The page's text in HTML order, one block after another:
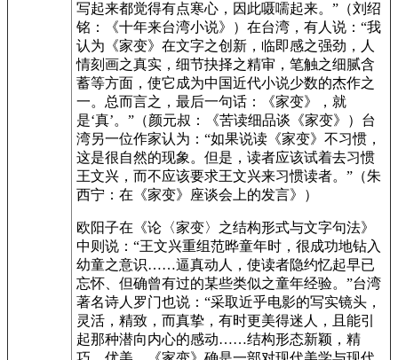
写起来都觉得有点寒心，因此嗫嚅起来。”（刘绍
铭：《十年来台湾小说》）在台湾，有人说：“我
认为《家变》在文字之创新，临即感之强劲，人
情刻画之真实，细节抉择之精审，笔触之细腻含
蓄等方面，使它成为中国近代小说少数的杰作之
一。总而言之，最后一句话：《家变》，就
是‘真’。”（颜元叔：《苦读细品谈《家变》）台
湾另一位作家认为：“如果说读《家变》不习惯，
这是很自然的现象。但是，读者应该试着去习惯
王文兴，而不应该要求王文兴来习惯读者。”（朱
西宁：在《家变》座谈会上的发言》）
欧阳子在《论〈家变〉之结构形式与文字句法》
中则说：“王文兴重组范晔童年时，很成功地钻入
幼童之意识……逼真动人，使读者隐约忆起早已
忘怀、但确曾有过的某些类似之童年经验。”台湾
著名诗人罗门也说：“采取近乎电影的写实镜头，
灵活，精致，而真挚，有时更美得迷人，且能引
起那种潜向内心的感动……结构形态新颖，精